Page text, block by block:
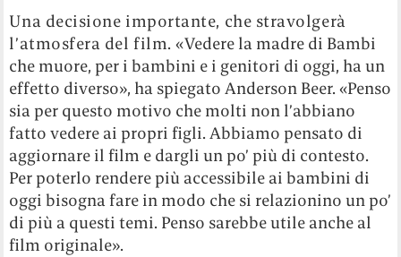
Una decisione importante, che stravolgerà
l’atmosfera del film. «Vedere la madre di Bambi
che muore, per i bambini e i genitori di oggi, ha un
effetto diverso», ha spiegato Anderson Beer. «Penso
sia per questo motivo che molti non l’abbiano
fatto vedere ai propri figli. Abbiamo pensato di
aggiornare il film e dargli un po’ più di contesto.
Per poterlo rendere più accessibile ai bambini di
oggi bisogna fare in modo che si relazionino un po’
di più a questi temi. Penso sarebbe utile anche al
film originale».